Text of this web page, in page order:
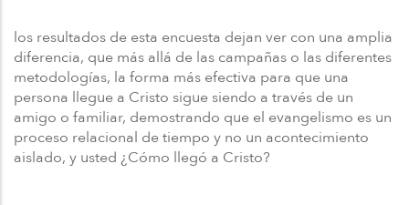
los resultados de esta encuesta dejan ver con una amplia
diferencia, que más allá de las campañas o las diferentes
metodologías, la forma más efectiva para que una
persona llegue a Cristo sigue siendo a través de un
amigo o familiar, demostrando que el evangelismo es un
proceso relacional de tiempo y no un acontecimiento
aislado, y usted ¿Cómo llegó a Cristo?